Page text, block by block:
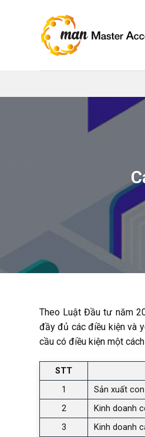
Theo Luật Đầu tư năm
đầy đủ các điều kiện và
cầu có điều kiện một
STT
1
Sản xuất
2
Kinh doanh
3
Kinh doanh